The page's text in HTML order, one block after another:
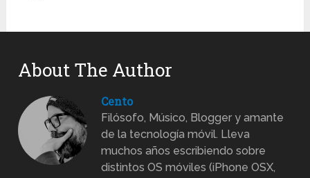
About The Author
Cento
Filósofo, Músico, Blogger y amante
de la tecnología móvil. Lleva
muchos años escribiendo sobre
distintos OS móviles (iPhone OSX,